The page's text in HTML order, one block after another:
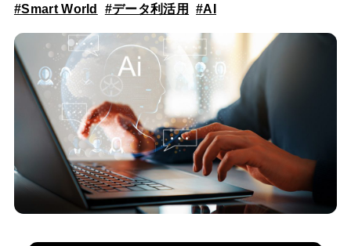
#Smart World #データ利活用 #AI